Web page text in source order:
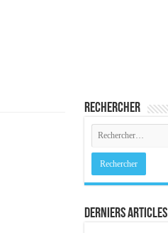
Rechercher
Derniers Articles